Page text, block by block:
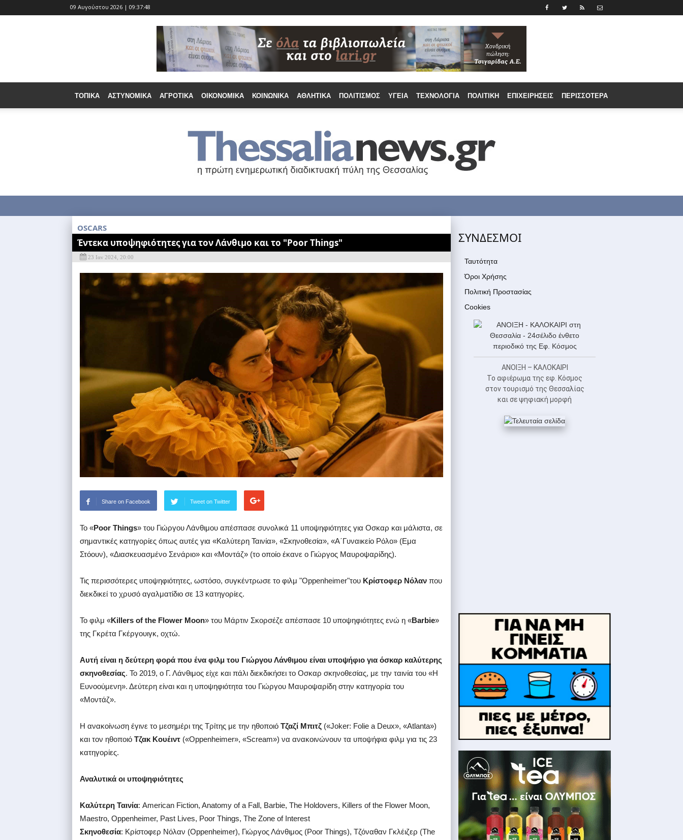
09 Αυγούστου 2026 | 09:37:49
ΤΟΠΙΚΆ ΑΣΤΥΝΟΜΙΚΆ ΑΓΡΟΤΙΚΆ ΟΙΚΟΝΟΜΙΚΆ ΚΟΙΝΩΝΙΚΆ ΑΘΛΗΤΙΚΆ ΠΟΛΙΤΙΣΜΌΣ ΥΓΕΊΑ ΤΕΧΝΟΛΟΓΊΑ ΠΟΛΙΤΙΚΉ ΕΠΙΧΕΙΡΉΣΕΙΣ ΠΕΡΙΣΣΟΤΕΡΑ
OSCARS
Έντεκα υποψηφιότητες για τον Λάνθιμο και το "Poor Things"
23 Ιαν 2024, 20:00
Share on Facebook Tweet on Twitter
Το «Poor Things» του Γιώργου Λάνθιμου απέσπασε συνολικά 11 υποψηφιότητες για Οσκαρ και μάλιστα, σε
σημαντικές κατηγορίες όπως αυτές για «Καλύτερη Ταινία», «Σκηνοθεσία», «Α΄Γυναικείο Ρόλο» (Εμα
Στόουν), «Διασκευασμένο Σενάριο» και «Μοντάζ» (το οποίο έκανε ο Γιώργος Μαυροψαρίδης).
Τις περισσότερες υποψηφιότητες, ωστόσο, συγκέντρωσε το φιλμ "Oppenheimer"του Κρίστοφερ Νόλαν που
διεκδικεί το χρυσό αγαλματίδιο σε 13 κατηγορίες.
Το φιλμ «Killers of the Flower Moon» του Μάρτιν Σκορσέζε απέσπασε 10 υποψηφιότητες ενώ η «Barbie»
της Γκρέτα Γκέργουιγκ, οχτώ.
Αυτή είναι η δεύτερη φορά που ένα φιλμ του Γιώργου Λάνθιμου είναι υποψήφιο για όσκαρ καλύτερης
σκηνοθεσίας. Το 2019, ο Γ. Λάνθιμος είχε και πάλι διεκδικήσει το Οσκαρ σκηνοθεσίας, με την ταινία του «Η
Ευνοούμενη». Δεύτερη είναι και η υποψηφιότητα του Γιώργου Μαυροψαρίδη στην κατηγορία του
«Μοντάζ».
H ανακοίνωση έγινε το μεσημέρι της Τρίτης με την ηθοποιό Τζαζί Μπιτζ («Joker: Folie a Deux», «Atlanta»)
και τον ηθοποιό Τζακ Κουέιντ («Oppenheimer», «Scream») να ανακοινώνουν τα υποψήφια φιλμ για τις 23
κατηγορίες.
Αναλυτικά οι υποψηφιότητες
Καλύτερη Ταινία: American Fiction, Anatomy of a Fall, Barbie, The Holdovers, Killers of the Flower Moon,
Maestro, Oppenheimer, Past Lives, Poor Things, The Zone of Interest
Σκηνοθεσία: Κρίστοφερ Νόλαν (Oppenheimer), Γιώργος Λάνθιμος (Poor Things), Τζόναθαν Γκλέιζερ (The
ΣΥΝΔΕΣΜΟΙ
Ταυτότητα
Όροι Χρήσης
Πολιτική Προστασίας
Cookies
ΑΝΟΙΞΗ – ΚΑΛΟΚΑΙΡΙ
Το αφιέρωμα της εφ. Κόσμος
στον τουρισμό της Θεσσαλίας
και σε ψηφιακή μορφή